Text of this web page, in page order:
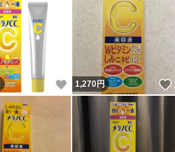
いいね！
1,270円